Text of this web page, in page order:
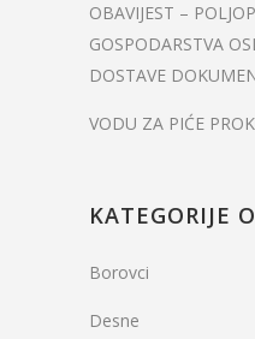
OBAVIJEST –
GOSPODARSTVA
DOSTAVE
VODU ZA PIĆE
KATEGORIJE
Borovci
Desne